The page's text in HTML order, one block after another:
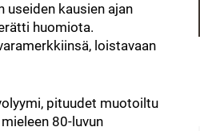
useiden kausien ajan
huomiota.
loistavaan
pituudet muotoiltu
80-luvun